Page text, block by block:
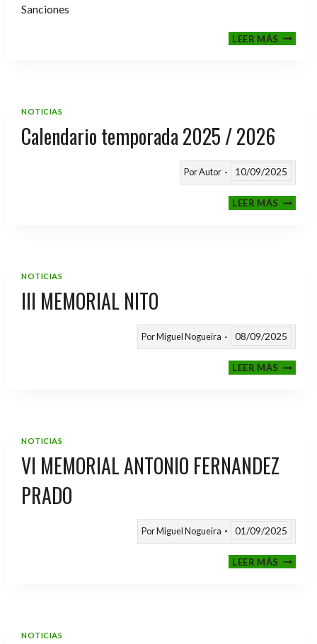
Sanciones
LEER MÁSFASE
NOTICIAS
Calendario temporada 2025 / 2026
PorAutor 10/09/2025
LEER MÁS
NOTICIAS
III MEMORIAL NITO
PorMiguel Nogueira 08/09/2025
LEER MÁSIII
NOTICIAS
VI MEMORIAL ANTONIO FERNANDEZ
PRADO
PorMiguel Nogueira 01/09/2025
LEER MÁSVI
NOTICIAS